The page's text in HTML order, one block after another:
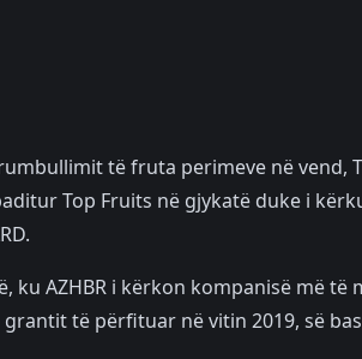
të fruta perimeve në vend,
Top Fruits në gjykatë duke i
ku AZHBR i kërkon kompanisë më
të përfituar në vitin 2019, së